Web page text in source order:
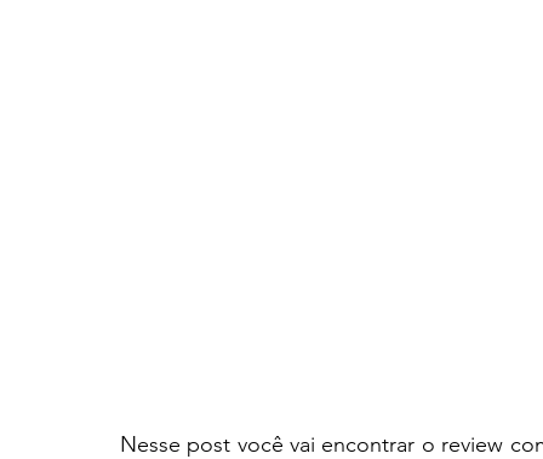
Nesse post você vai encontrar o review